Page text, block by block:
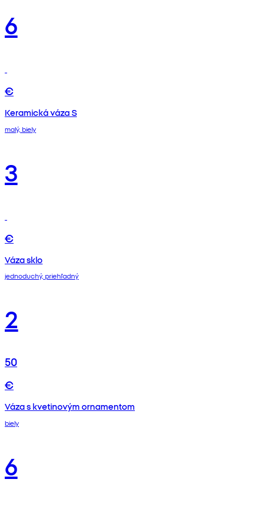
6
€
Keramická váza S
malý, biely
3
€
Váza sklo
jednoduchý, priehľadný
2
50
€
Váza s kvetinovým ornamentom
biely
6